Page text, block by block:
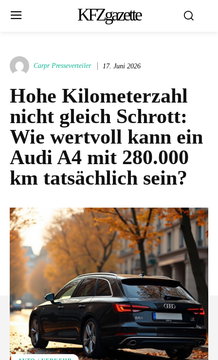
KFZgazette
Carpr Presseverteiler 17. Juni 2026
Hohe Kilometerzahl
nicht gleich Schrott:
Wie wertvoll kann ein
Audi A4 mit 280.000
km tatsächlich sein?